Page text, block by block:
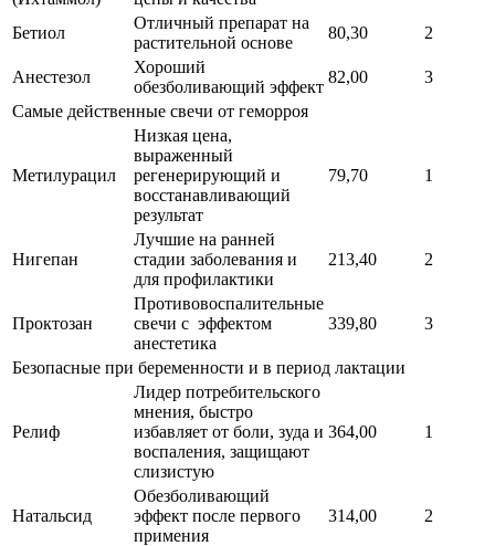
Бетиол
Отличный препарат на
растительной основе
80,30 2
Анестезол
Хороший
обезболивающий эффект
82,00
3
Самые действенные свечи от геморроя
Метилурацил
Низкая цена,
выраженный
регенерирующий и
восстанавливающий
результат
79,70 1
Нигепан
Лучшие на ранней
стадии заболевания и
для профилактики
213,40 2
Проктозан
Противовоспалительные
свечи с эффектом
анестетика
339,80 3
Безопасные при беременности и в период лактации
Релиф
Лидер потребительского
мнения, быстро
избавляет от боли, зуда и
воспаления, защищают
слизистую
364,00 1
Натальсид
Обезболивающий
эффект после первого
примения
314,00 2